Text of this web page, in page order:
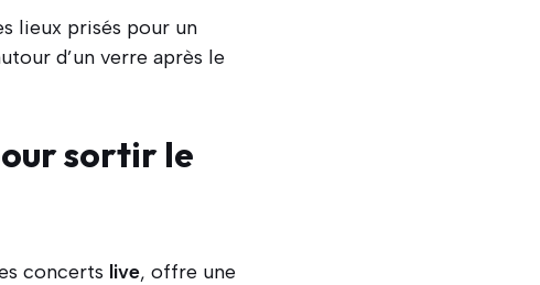
lieux prisés pour un
d’un verre après le
sortir le
concerts live, offre une